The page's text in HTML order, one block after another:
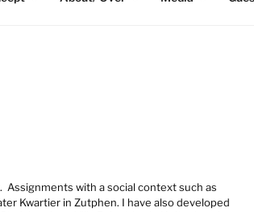
with a social context such as
Kwartier in Zutphen. I have also developed